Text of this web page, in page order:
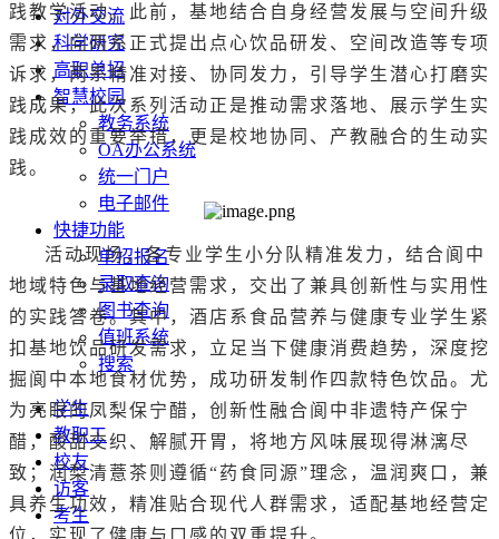
对外交流
科学研究
高职单招
智慧校园
教务系统
OA办公系统
统一门户
电子邮件
快捷功能
单招报名
录取查询
图书查询
值班系统
搜索
学生
教职工
校友
访客
考生
践教学活动。此前，基地结合自身经营发展与空间升级
需求，向两系正式提出点心饮品研发、空间改造等专项
诉求，两系精准对接、协同发力，引导学生潜心打磨实
践成果，此次系列活动正是推动需求落地、展示学生实
践成效的重要举措，更是校地协同、产教融合的生动实
践。
活动现场，各专业学生小分队精准发力，结合阆中
地域特色与基地经营需求，交出了兼具创新性与实用性
的实践答卷。其中，酒店系食品营养与健康专业学生紧
扣基地饮品研发需求，立足当下健康消费趋势，深度挖
掘阆中本地食材优势，成功研发制作四款特色饮品。尤
为亮眼的凤梨保宁醋，创新性融合阆中非遗特产保宁
醋，酸甜交织、解腻开胃，将地方风味展现得淋漓尽
致；润梨清薏茶则遵循“药食同源”理念，温润爽口，兼
具养生功效，精准贴合现代人群需求，适配基地经营定
位，实现了健康与口感的双重提升。